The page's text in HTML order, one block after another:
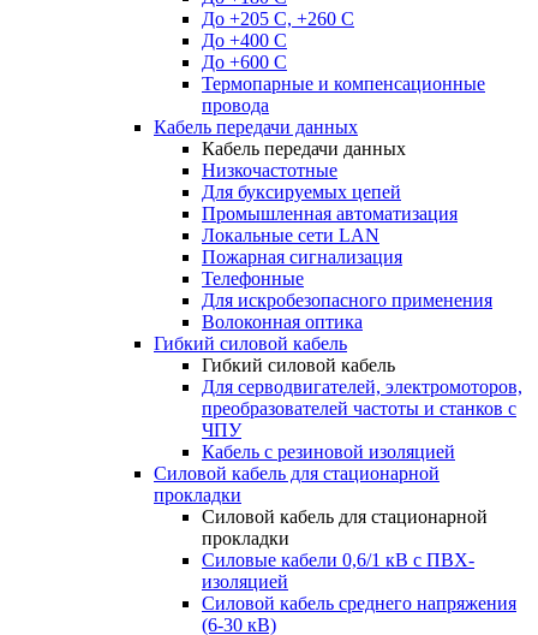
До +205 С, +260 С
До +400 C
До +600 С
Термопарные и компенсационные
провода
Кабель передачи данных
Кабель передачи данных
Низкочастотные
Для буксируемых цепей
Промышленная автоматизация
Локальные сети LAN
Пожарная сигнализация
Телефонные
Для искробезопасного применения
Волоконная оптика
Гибкий силовой кабель
Гибкий силовой кабель
Для серводвигателей, электромоторов,
преобразователей частоты и станков с
ЧПУ
Кабель с резиновой изоляцией
Силовой кабель для стационарной
прокладки
Силовой кабель для стационарной
прокладки
Силовые кабели 0,6/1 кВ с ПВХ-
изоляцией
Силовой кабель среднего напряжения
(6-30 кВ)